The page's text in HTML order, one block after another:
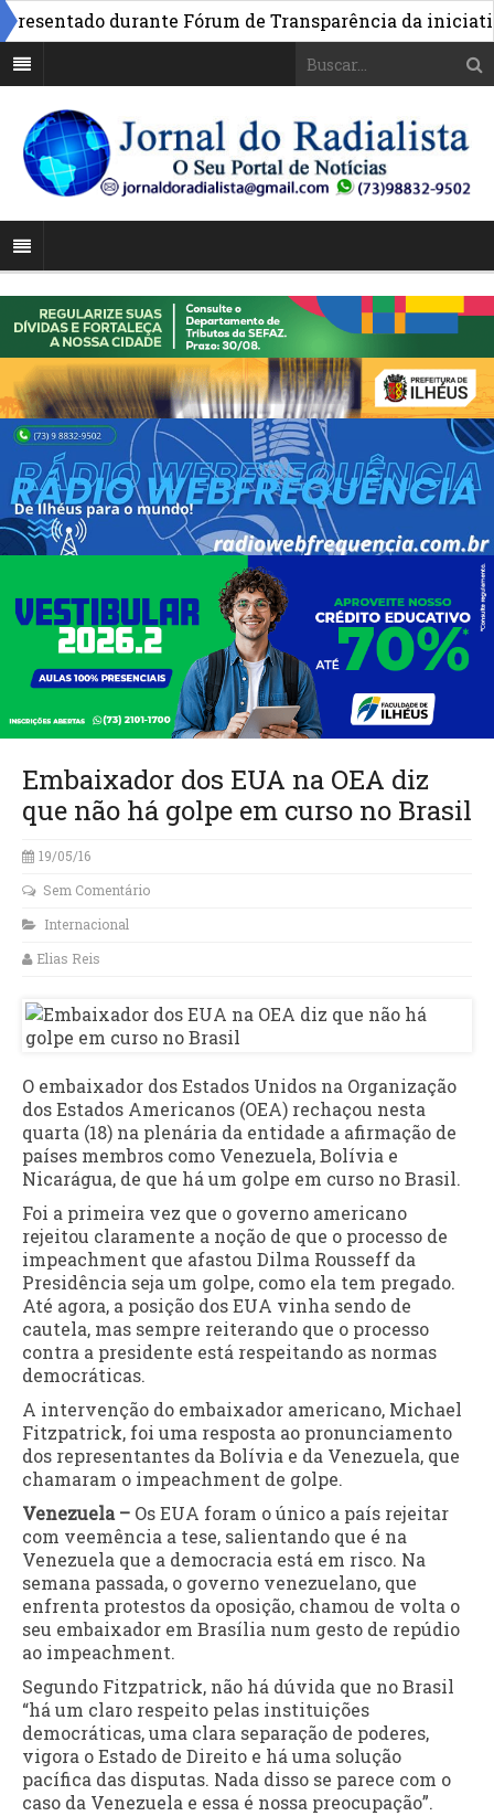
durante Fórum de Transparência da iniciativa
Embaixador dos EUA na OEA diz
que não há golpe em curso no Brasil
19/05/16
Sem Comentário
Internacional
Elias Reis
O embaixador dos Estados Unidos na Organização
dos Estados Americanos (OEA) rechaçou nesta
quarta (18) na plenária da entidade a afirmação de
países membros como Venezuela, Bolívia e
Nicarágua, de que há um golpe em curso no Brasil.
Foi a primeira vez que o governo americano
rejeitou claramente a noção de que o processo de
impeachment que afastou Dilma Rousseff da
Presidência seja um golpe, como ela tem pregado.
Até agora, a posição dos EUA vinha sendo de
cautela, mas sempre reiterando que o processo
contra a presidente está respeitando as normas
democráticas.
A intervenção do embaixador americano, Michael
Fitzpatrick, foi uma resposta ao pronunciamento
dos representantes da Bolívia e da Venezuela, que
chamaram o impeachment de golpe.
Venezuela – Os EUA foram o único a país rejeitar
com veemência a tese, salientando que é na
Venezuela que a democracia está em risco. Na
semana passada, o governo venezuelano, que
enfrenta protestos da oposição, chamou de volta o
seu embaixador em Brasília num gesto de repúdio
ao impeachment.
Segundo Fitzpatrick, não há dúvida que no Brasil
“há um claro respeito pelas instituições
democráticas, uma clara separação de poderes,
vigora o Estado de Direito e há uma solução
pacífica das disputas. Nada disso se parece com o
caso da Venezuela e essa é nossa preocupação”.